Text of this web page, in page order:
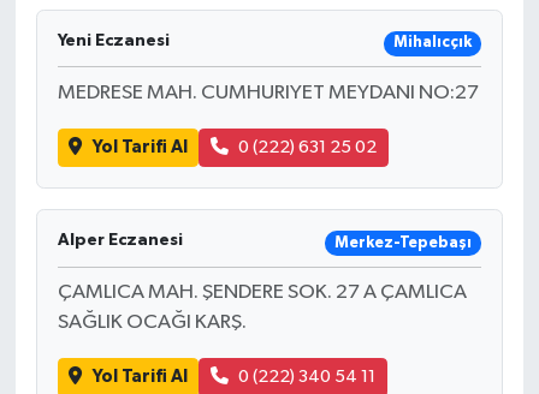
Yeni Eczanesi Mihalıcçık
MEDRESE MAH. CUMHURIYET MEYDANI NO:27
Yol Tarifi Al 0 (222) 631 25 02
Alper Eczanesi Merkez-Tepebaşı
ÇAMLICA MAH. ŞENDERE SOK. 27 A ÇAMLICA
SAĞLIK OCAĞI KARŞ.
Yol Tarifi Al 0 (222) 340 54 11